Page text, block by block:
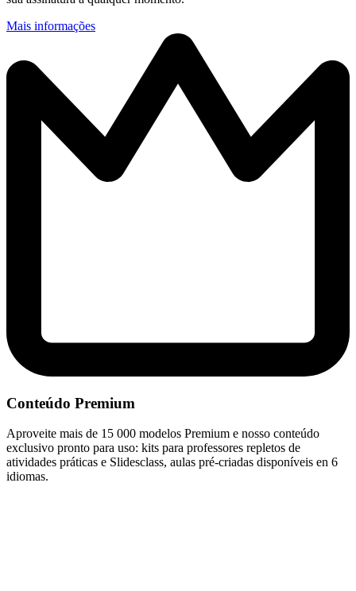
Mais informações
Conteúdo Premium
Aproveite mais de 15 000 modelos Premium e nosso conteúdo
exclusivo pronto para uso: kits para professores repletos de
atividades práticas e Slidesclass, aulas pré-criadas disponíveis en 6
idiomas.